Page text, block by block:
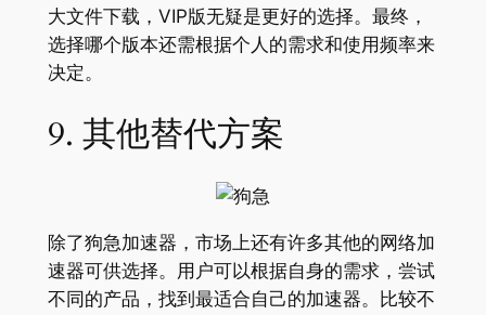
大文件下载，VIP版无疑是更好的选择。最终，
选择哪个版本还需根据个人的需求和使用频率来
决定。
9. 其他替代方案
除了狗急加速器，市场上还有许多其他的网络加
速器可供选择。用户可以根据自身的需求，尝试
不同的产品，找到最适合自己的加速器。比较不